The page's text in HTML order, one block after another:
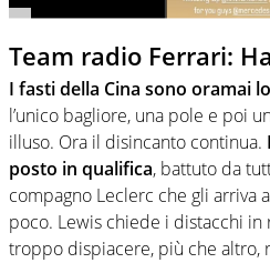
Team radio Ferrari:
I fasti della Cina sono oramai
l’unico bagliore, una pole e poi
illuso. Ora il disincanto continua.
posto in qualifica, battuto da
compagno Leclerc che gli arriva
poco. Lewis chiede i distacchi in
troppo dispiacere, più che altro,